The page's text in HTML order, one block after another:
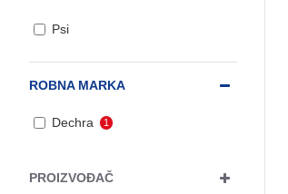
PROIZVOĐAČ
ROBNA MARKA
Dechra 1
Psi